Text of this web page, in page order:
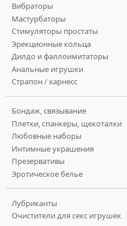
Вибраторы
Мастурбаторы
Стимуляторы простаты
Эрекционные кольца
Дилдо и фаллоимитаторы
Анальные игрушки
Страпон / харнесс
Бондаж, связывание
Плетки, спанкеры, щекоталки
Любовные наборы
Интимные украшения
Презервативы
Эротическое белье
Лубриканты
Очистители для секс игрушек